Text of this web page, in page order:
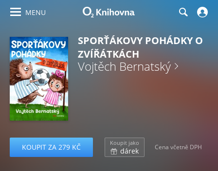
MENU
SPORŤÁKOVY POHÁDKY O
ZVÍŘÁTKÁCH
Vojtěch Bernatský
KOUPIT ZA 279 KČ Koupit jako
dárek Cena včetně DPH